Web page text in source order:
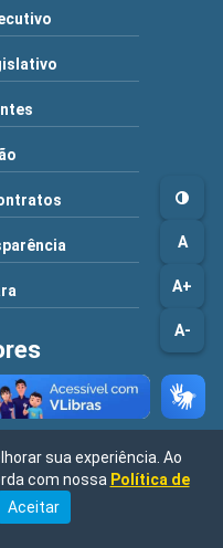
A
A+
A-
200 - Centro / Vargem -
4666 / 4598-4511
sua experiência. Ao
com nossa Política de
Aceitar